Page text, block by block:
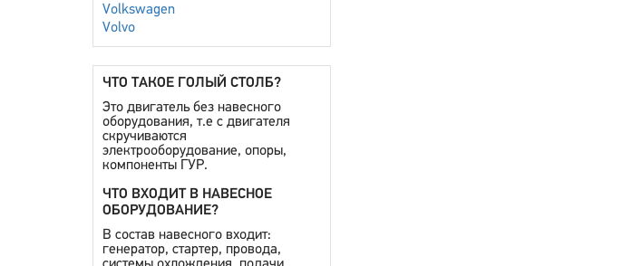
Volkswagen
Volvo
ЧТО ТАКОЕ ГОЛЫЙ СТОЛБ?
Это двигатель без навесного
оборудования, т.е с двигателя
скручиваются
электрооборудование, опоры,
компоненты ГУР.
ЧТО ВХОДИТ В НАВЕСНОЕ
ОБОРУДОВАНИЕ?
В состав навесного входит:
генератор, стартер, провода,